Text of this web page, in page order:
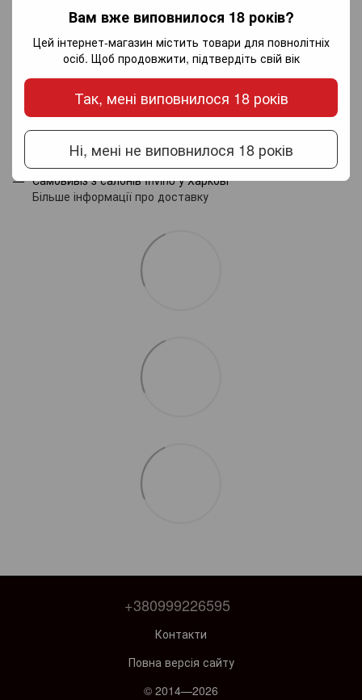
Вам вже виповнилося 18 років?
Цей інтернет-магазин містить товари для повнолітніх
осіб. Щоб продовжити, підтвердіть свій вік
Так, мені виповнилося 18 років
Ні, мені не виповнилося 18 років
Написати відгук
Доставка Оплата Гарантія
Новою поштою по Україні - за тарифами перевізника.
Самовивіз з салонів Invino у Харкові
Більше інформації про доставку
+380999226595
Контакти
Повна версія сайту
© 2014—2026